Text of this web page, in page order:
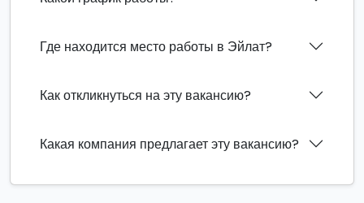
Где находится место работы в Эйлат?
Как откликнуться на эту вакансию?
Какая компания предлагает эту вакансию?